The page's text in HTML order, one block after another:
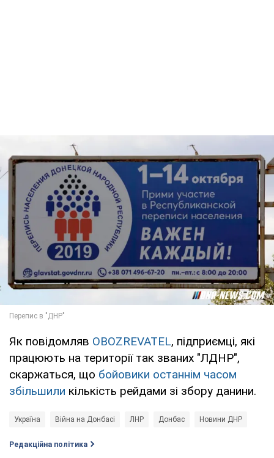
Як повідомляв OBOZREVATEL, підприємці, які
працюють на території так званих "ЛДНР",
скаржаться, що бойовики останнім часом
збільшили кількість рейдами зі збору данини.
Україна Війна на Донбасі ЛНР Донбас Новини ДНР
Редакційна політика